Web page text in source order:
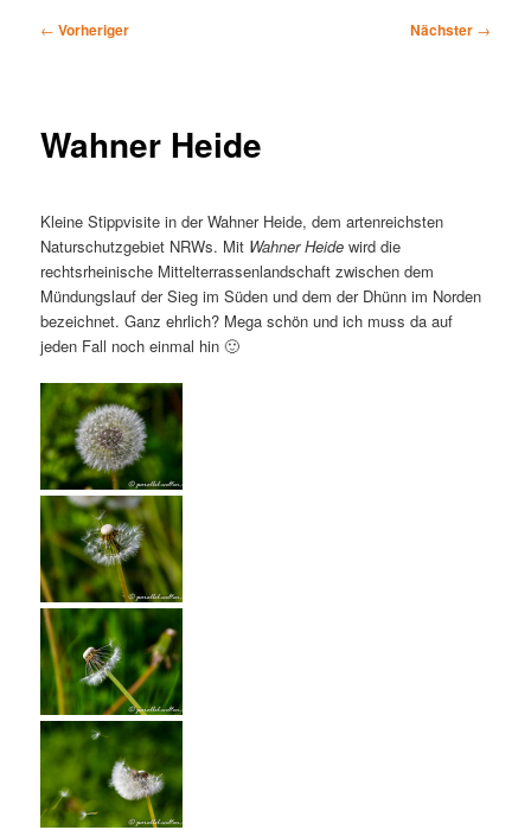
Beitragsnavigation
← Vorheriger Nächster →
Wahner Heide
Kleine Stippvisite in der Wahner Heide, dem artenreichsten
Naturschutzgebiet NRWs. Mit Wahner Heide wird die
rechtsrheinische Mittelterrassenlandschaft zwischen dem
Mündungslauf der Sieg im Süden und dem der Dhünn im Norden
bezeichnet. Ganz ehrlich? Mega schön und ich muss da auf
jeden Fall noch einmal hin 🙂